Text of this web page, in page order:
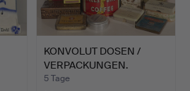
KONVOLUT DOSEN /
VERPACKUNGEN.
5 Tage